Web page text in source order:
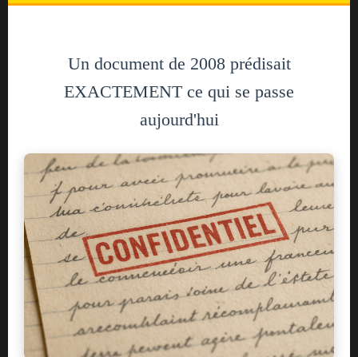
Un document de 2008 prédisait
EXACTEMENT ce qui se passe
aujourd'hui